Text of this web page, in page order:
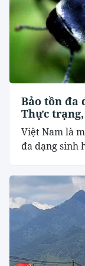
Bảo tồn đa
Thực
Việt Nam là
đa dạng sinh